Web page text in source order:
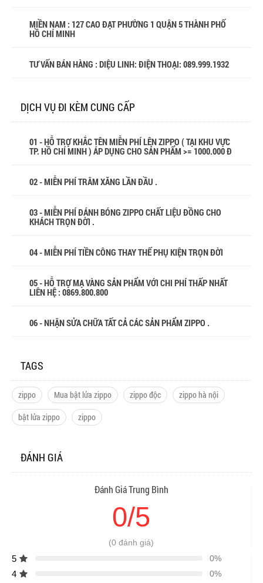
MIỀN NAM : 127 CAO ĐẠT PHƯỜNG 1 QUẬN 5 THÀNH PHỐ
HỒ CHÍ MINH
TƯ VẤN BÁN HÀNG : DIỆU LINH: ĐIỆN THOẠI: 089.999.1932
DỊCH VỤ ĐI KÈM CUNG CẤP
01 - HỖ TRỢ KHẮC TÊN MIỄN PHÍ LÊN ZIPPO ( TẠI KHU VỰC
TP. HỒ CHÍ MINH ) ÁP DỤNG CHO SẢN PHẨM >= 1000.000 Đ
02 - MIỄN PHÍ TRÂM XĂNG LẦN ĐẦU .
03 - MIỄN PHÍ ĐÁNH BÓNG ZIPPO CHẤT LIỆU ĐỒNG CHO
KHÁCH TRỌN ĐỜI .
04 - MIỄN PHÍ TIỀN CÔNG THAY THẾ PHỤ KIỆN TRỌN ĐỜI
05 - HỖ TRỢ MẠ VÀNG SẢN PHẨM VỚI CHI PHÍ THẤP NHẤT
LIÊN HỆ : 0869.800.800
06 - NHẬN SỬA CHỮA TẤT CẢ CÁC SẢN PHẨM ZIPPO .
TAGS
zippo Mua bật lửa zippo zippo độc
zippo hà nội
bật lửa zippo
zippo
ĐÁNH GIÁ
Đánh Giá Trung Bình
0/5
(0 đánh giá)
5 0%
4 0%